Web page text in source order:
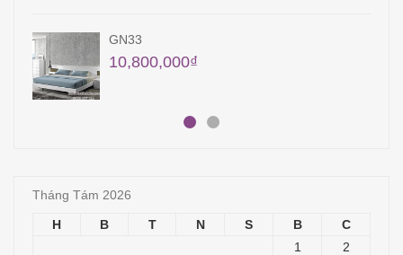
15,000,000
Tháng Tám 2026
H B T N S B
C
1
2